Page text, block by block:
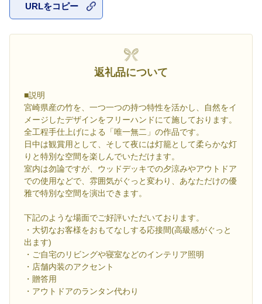
URLをコピー
返礼品について
■説明
宮崎県産の竹を、一つ一つの持つ特性を活かし、自然をイ
メージしたデザインをフリーハンドにて施しております。
全工程手仕上げによる「唯一無二」の作品です。
日中は観賞用として、そして夜には灯籠として柔らかな灯
りと特別な空間を楽しんでいただけます。
室内は勿論ですが、ウッドデッキでの夕涼みやアウトドア
での使用などで、雰囲気がぐっと変わり、あなただけの優
雅で特別な空間を演出できます。
下記のような場面でご好評いただいております。
・大切なお客様をおもてなしする応接間(高級感がぐっと
出ます)
・ご自宅のリビングや寝室などのインテリア照明
・店舗内装のアクセント
・贈答用
・アウトドアのランタン代わり